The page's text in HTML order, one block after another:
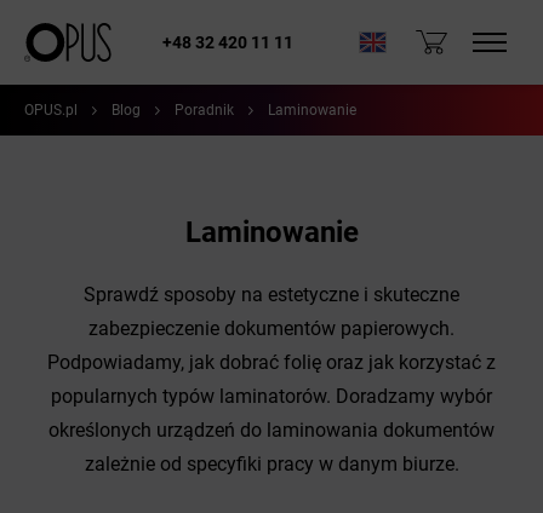
+48 32 420 11 11
OPUS.pl Blog Poradnik Laminowanie
Laminowanie
Sprawdź sposoby na estetyczne i skuteczne
zabezpieczenie dokumentów papierowych.
Podpowiadamy, jak dobrać folię oraz jak korzystać z
popularnych typów laminatorów. Doradzamy wybór
określonych urządzeń do laminowania dokumentów
zależnie od specyfiki pracy w danym biurze.